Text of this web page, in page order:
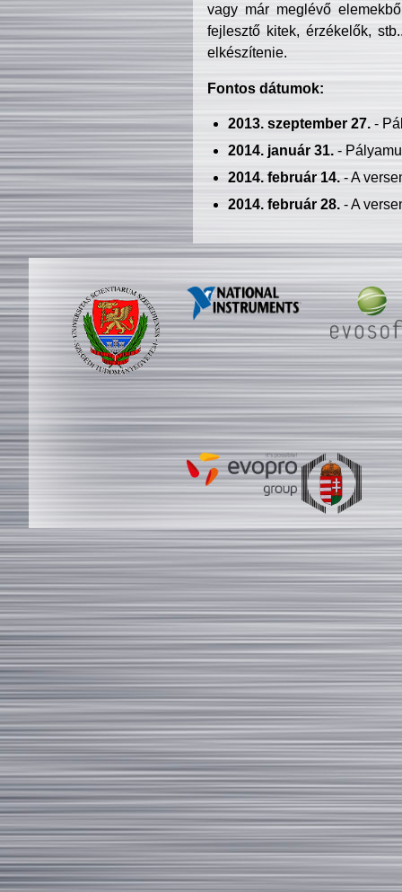
vagy már meglévő
fejlesztő kitek, érzékelők,
elkészítenie.
Fontos dátumok:
2013. szeptember 27.-
2014. január 31.-
2014. február 14.- A
2014. február 28.- A